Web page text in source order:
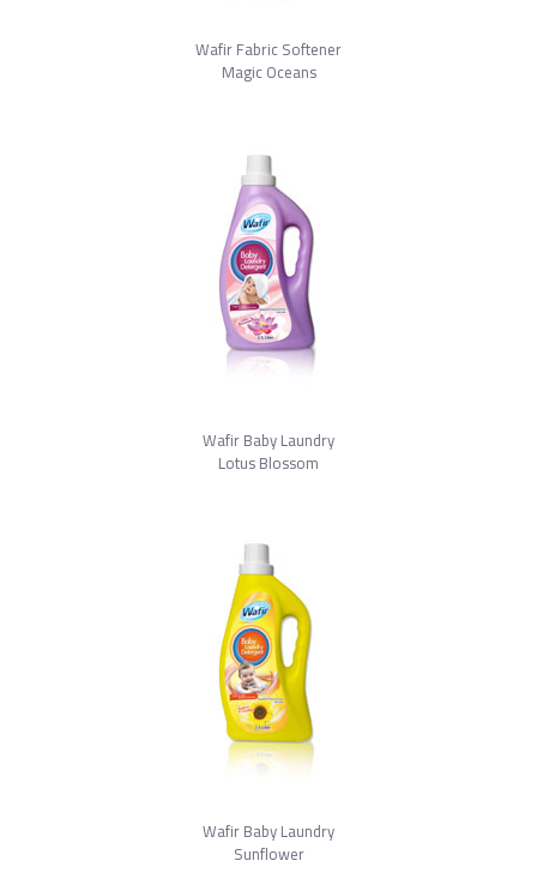
Wafir Fabric Softener
Magic Oceans
Wafir Baby Laundry
Lotus Blossom
Wafir Baby Laundry
Sunflower